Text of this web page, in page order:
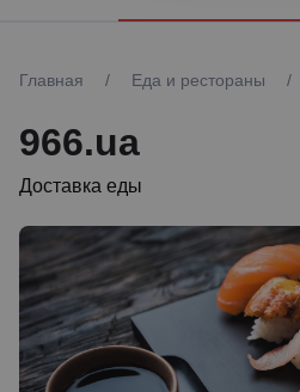
Главная / Еда и рестораны /
966.ua
Доставка еды